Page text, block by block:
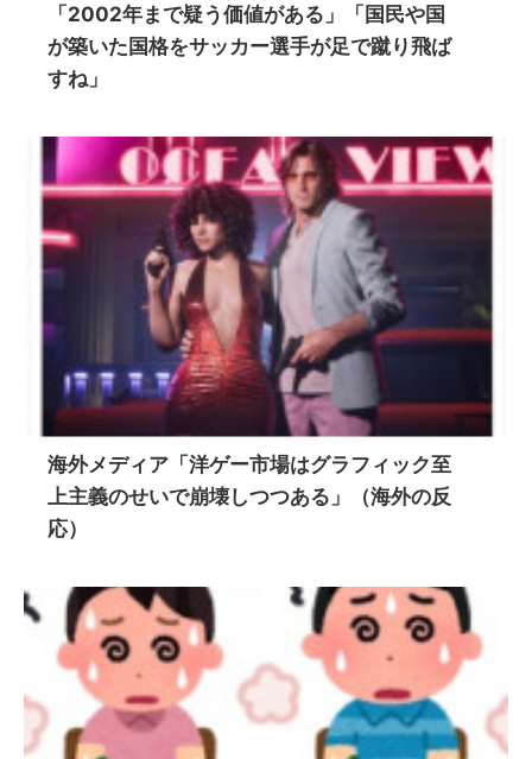
「2002年まで疑う価値がある」「国民や国
が築いた国格をサッカー選手が足で蹴り飛ば
すね」
海外メディア「洋ゲー市場はグラフィック至
上主義のせいで崩壊しつつある」（海外の反
応）